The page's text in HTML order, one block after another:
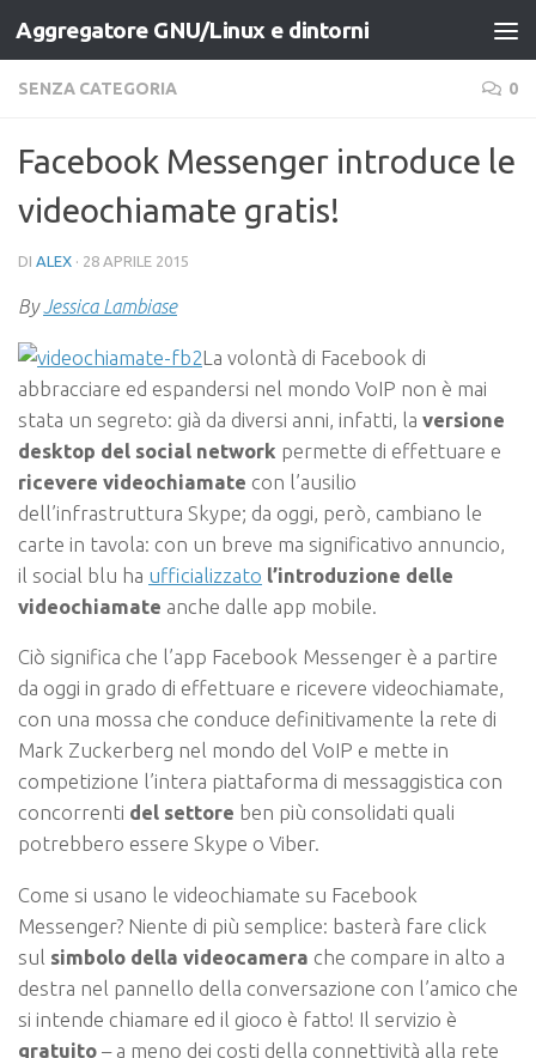
Salta al contenuto
Aggregatore GNU/Linux e dintorni
SENZA CATEGORIA 0
Facebook Messenger introduce le
videochiamate gratis!
DI ALEX · 28 APRILE 2015
ByJessica Lambiase
La volontà di Facebook di
abbracciare ed espandersi nel mondo VoIP non è mai
stata un segreto: già da diversi anni, infatti, la versione
desktop del social network permette di effettuare e
ricevere videochiamate con l’ausilio
dell’infrastruttura Skype; da oggi, però, cambiano le
carte in tavola: con un breve ma significativo annuncio,
il social blu ha ufficializzato l’introduzione delle
videochiamate anche dalle app mobile.
Ciò significa che l’app Facebook Messenger è a partire
da oggi in grado di effettuare e ricevere videochiamate,
con una mossa che conduce definitivamente la rete di
Mark Zuckerberg nel mondo del VoIP e mette in
competizione l’intera piattaforma di messaggistica con
concorrenti del settore ben più consolidati quali
potrebbero essere Skype o Viber.
Come si usano le videochiamate su Facebook
Messenger? Niente di più semplice: basterà fare click
sul simbolo della videocamera che compare in alto a
destra nel pannello della conversazione con l’amico che
si intende chiamare ed il gioco è fatto! Il servizio è
gratuito – a meno dei costi della connettività alla rete